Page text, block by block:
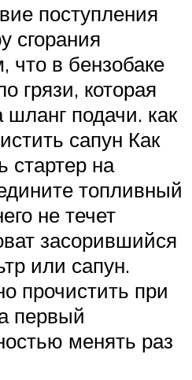
поступления
сгорания
что в бензобаке
грязи, которая
шланг подачи. как
сапун Как
стартер на
топливный
не течет
засорившийся
или сапун.
прочистить при
первый
менять раз